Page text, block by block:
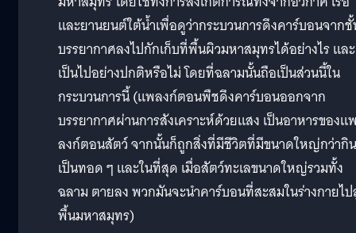
และยานยนต์ใต้น้ำเพื่อดูว่ากระบวนการดึงคาร์บอนจาก
บรรยากาศลงไปกักเก็บที่พื้นผิวมหาสมุทรได้อย่างไร และ
เป็นไปอย่างปกติหรือไม่ โดยที่ฉลามนั้นถือเป็นส่วนนี้ใน
กระบวนการนี้ (แพลงก์ตอนพืชดึงคาร์บอนออกจาก
บรรยากาศผ่านการสังเคราะห์ด้วยแสง เป็นอาหารของแ
ลงก์ตอนสัตว์ จากนั้นก็ถูกสิ่งที่มีชีวิตที่มีขนาดใหญ่กว่ากิน
เป็นทอด ๆ และในที่สุด เมื่อสัตว์ทะเลขนาดใหญ่รวมทั้ง
ฉลาม ตายลง พวกมันจะนำคาร์บอนที่สะสมในร่างกายไ
พื้นมหาสมุทร)